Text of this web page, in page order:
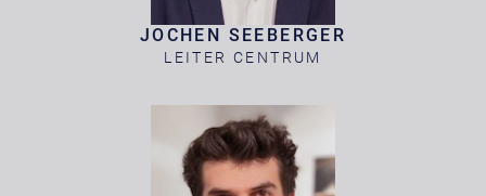
JOCHEN SEEBERGER
LEITER CENTRUM